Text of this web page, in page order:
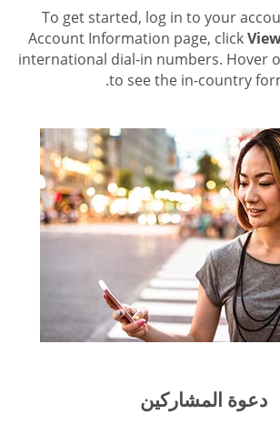
To get started, log in to your
Account Information page, click
international dial-in numbers. Hover
to see the in-country
دعوة المشاركين